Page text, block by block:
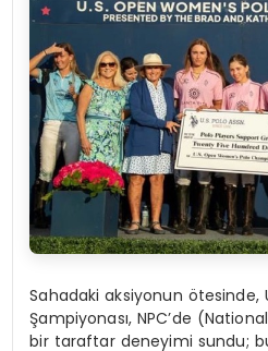
Sahadaki aksiyonun ötesinde,
Şampiyonası, NPC’de
bir taraftar deneyimi sundu;